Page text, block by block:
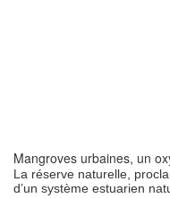
Mangroves urbaines, un
La réserve naturelle,
d’un système estuarien